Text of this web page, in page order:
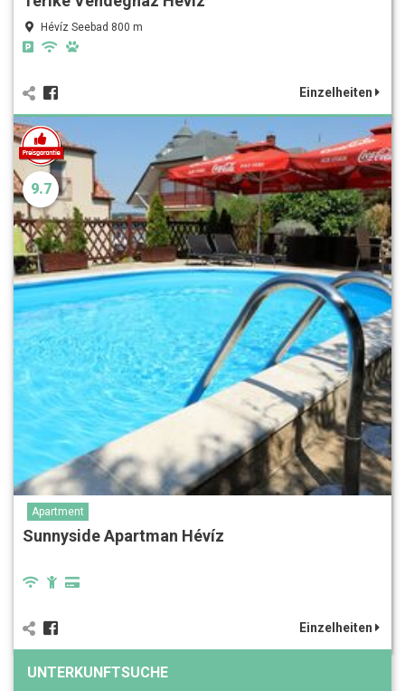
Hévíz Seebad 800 m
Einzelheiten
9.7
Apartment
Sunnyside Apartman Hévíz
Einzelheiten
UNTERKUNFTSUCHE